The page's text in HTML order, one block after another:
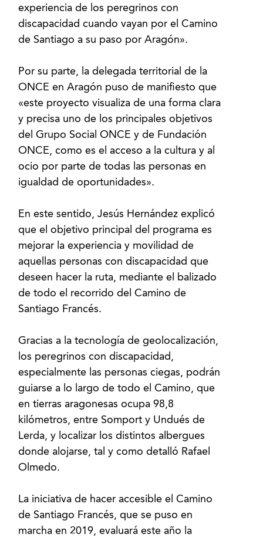
experiencia de los peregrinos con
discapacidad cuando vayan por el Camino
de Santiago a su paso por Aragón».
Por su parte, la delegada territorial de la
ONCE en Aragón puso de manifiesto que
«este proyecto visualiza de una forma clara
y precisa uno de los principales objetivos
del Grupo Social ONCE y de Fundación
ONCE, como es el acceso a la cultura y al
ocio por parte de todas las personas en
igualdad de oportunidades».
En este sentido, Jesús Hernández explicó
que el objetivo principal del programa es
mejorar la experiencia y movilidad de
aquellas personas con discapacidad que
deseen hacer la ruta, mediante el balizado
de todo el recorrido del Camino de
Santiago Francés.
Gracias a la tecnología de geolocalización,
los peregrinos con discapacidad,
especialmente las personas ciegas, podrán
guiarse a lo largo de todo el Camino, que
en tierras aragonesas ocupa 98,8
kilómetros, entre Somport y Undués de
Lerda, y localizar los distintos albergues
donde alojarse, tal y como detalló Rafael
Olmedo.
La iniciativa de hacer accesible el Camino
de Santiago Francés, que se puso en
marcha en 2019, evaluará este año la